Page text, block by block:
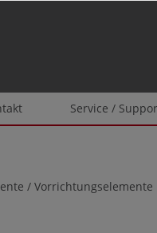
Service /
/ Vorrichtungselemente